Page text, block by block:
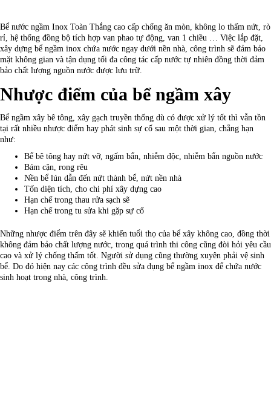
Bể nước ngầm Inox Toàn Thắng cao cấp chống ăn mòn, không lo thấm nứt, rò
rỉ, hệ thống đồng bộ tích hợp van phao tự động, van 1 chiều … Việc lắp đặt,
xây dựng bể ngầm inox chứa nước ngay dưới nền nhà, công trình sẽ đảm bảo
mặt không gian và tận dụng tối đa công tác cấp nước tự nhiên đồng thời đảm
bảo chất lượng nguồn nước được lưu trữ.
Nhược điểm của bể ngầm xây
Bể ngầm xây bê tông, xây gạch truyền thống dù có được xử lý tốt thì vẫn tồn
tại rất nhiều nhược điểm hay phát sinh sự cố sau một thời gian, chẳng hạn
như:
Bể bê tông hay nứt vỡ, ngấm bẩn, nhiễm độc, nhiễm bẩn nguồn nước
Bám cặn, rong rêu
Nền bể lún dẫn đến nứt thành bể, nứt nền nhà
Tốn diện tích, cho chi phí xây dựng cao
Hạn chế trong thau rửa sạch sẽ
Hạn chế trong tu sửa khi gặp sự cố
Những nhược điểm trên đây sẽ khiến tuổi thọ của bể xây không cao, đồng thời
không đảm bảo chất lượng nước, trong quá trình thi công cũng đòi hỏi yêu cầu
cao và xử lý chống thấm tốt. Người sử dụng cũng thường xuyên phải vệ sinh
bể. Do đó hiện nay các công trình đều sửa dụng bể ngầm inox để chứa nước
sinh hoạt trong nhà, công trình.